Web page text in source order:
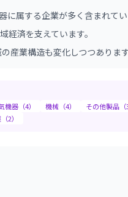
属する企業が多く含まれてい
済を支えています。
産業構造も変化しつつあります
機器 （4） 機械 （4） その他製品 （
（2）